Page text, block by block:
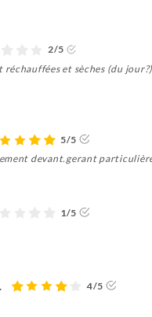
2/5
et sèches (du
5/5
devant.gerant
1/5
4/5